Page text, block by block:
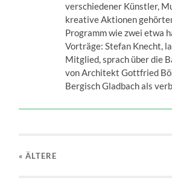
verschiedener Künstler,
kreative Aktionen
Programm wie zwei etwa
Vorträge: Stefan Knecht,
Mitglied, sprach über die
von Architekt Gottfried
Bergisch Gladbach als
« ÄLTERE